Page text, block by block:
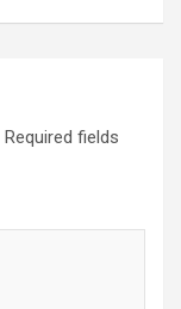
Required fields